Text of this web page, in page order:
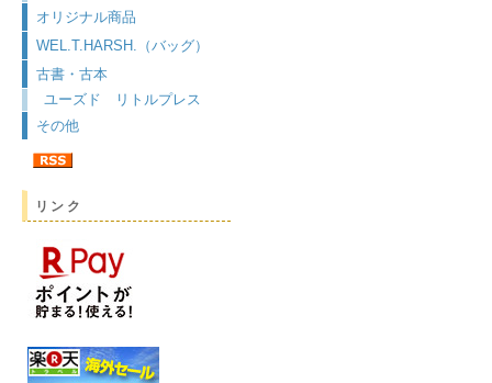
オリジナル商品
WEL.T.HARSH.（バッグ）
古書・古本
ユーズド リトルプレス
その他
リンク